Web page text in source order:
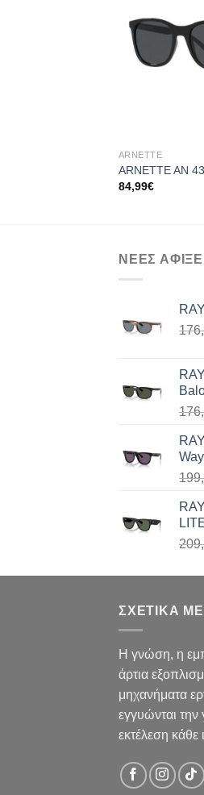
ARNETTE
ARNETTE AN
84,99€
ΝΕΕΣ
ΣΧΕΤΙΚΑ
Η γνώση, η
άρτια
μηχανήματα
εγγυώνται την
εκτέλεση κάθε